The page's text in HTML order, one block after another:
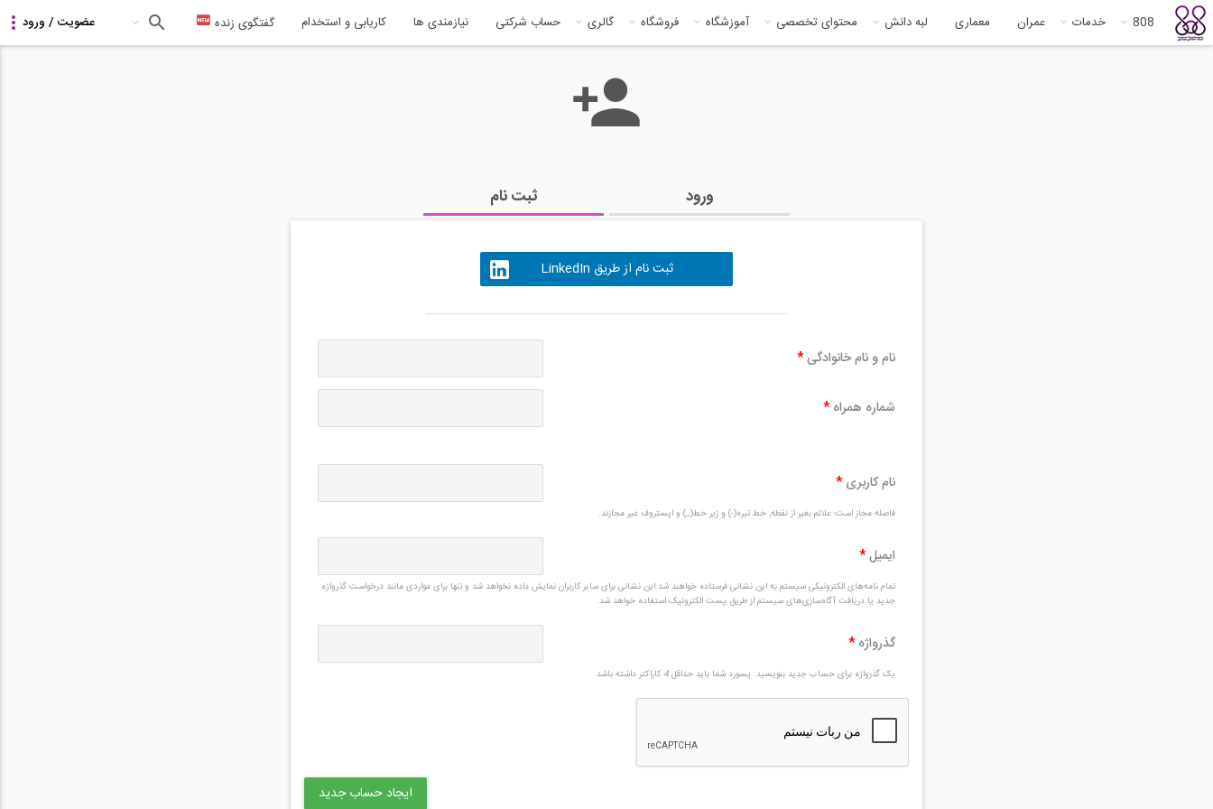
808 خدمات عمران معماری لبه دانش محتوای تخصصی آموزشگاه فروشگاه گالری حساب شرکتی نیازمندی ها کاریابی و استخدام گفتگوی زنده
ورود ثبت نام
ثبت نام از طریق LinkedIn
نام و نام خانوادگی*
شماره همراه *
نام کاربری *
فاصله مجاز است؛ علائم بغیر از نقطه, خط تیره(-) و زیر خط(_) و اپستروف غیر مجازند.
ایمیل*
تمام نامه‌های الکترونیکی سیستم به این نشانی فرستاده خواهند شد.این نشانی برای سایر کاربران نمایش داده نخواهد شد و تنها برای مواردی مانند درخواست گذرواژه
جدید یا دریافت آگاه‌سازی‌های سیستم از طریق پست الکترونیک استفاده خواهد شد.
گذرواژه *
یک گذرواژه برای حساب جدید بنویسید. پسورد شما باید حداقل4 کاراکتر داشته باشد.